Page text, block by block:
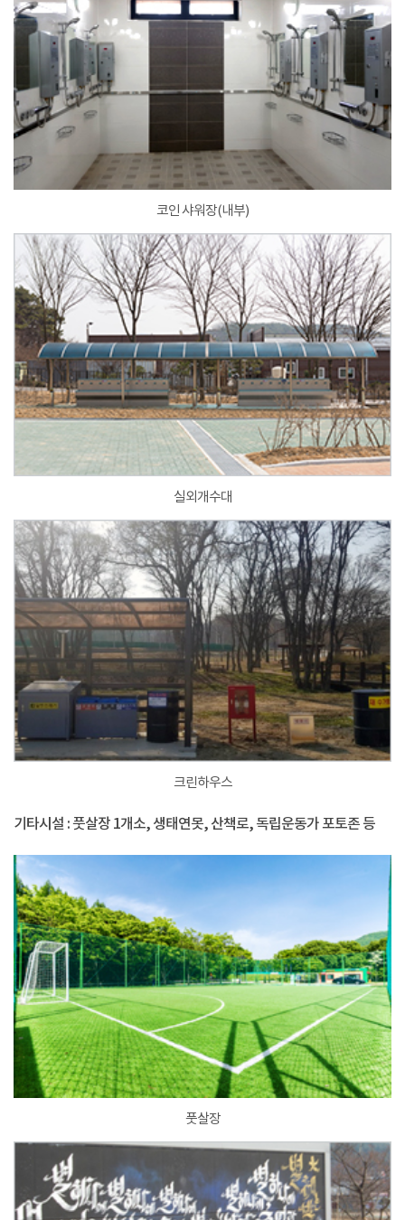
코인 샤워장(내부)
실외개수대
크린하우스
기타시설 : 풋살장 1개소, 생태연못, 산책로, 독립운동가 포토존 등
풋살장